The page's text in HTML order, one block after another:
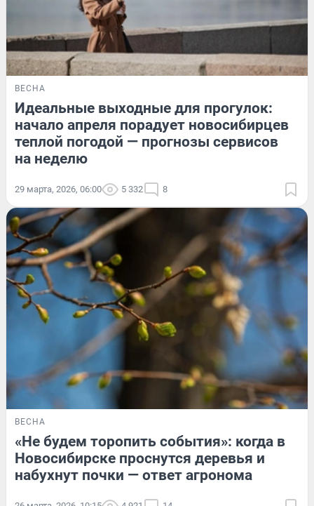
ВЕСНА
Идеальные выходные для прогулок:
начало апреля порадует новосибирцев
теплой погодой — прогнозы сервисов
на неделю
29 марта, 2026, 06:00 5 332 8
ВЕСНА
«Не будем торопить события»: когда в
Новосибирске проснутся деревья и
набухнут почки — ответ агронома